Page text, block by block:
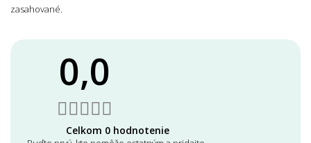
zasahované.
0,0
Celkom 0 hodnotenie